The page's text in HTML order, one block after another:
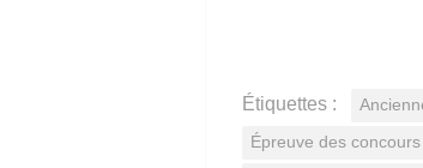
Étiquettes :
Épreuve des